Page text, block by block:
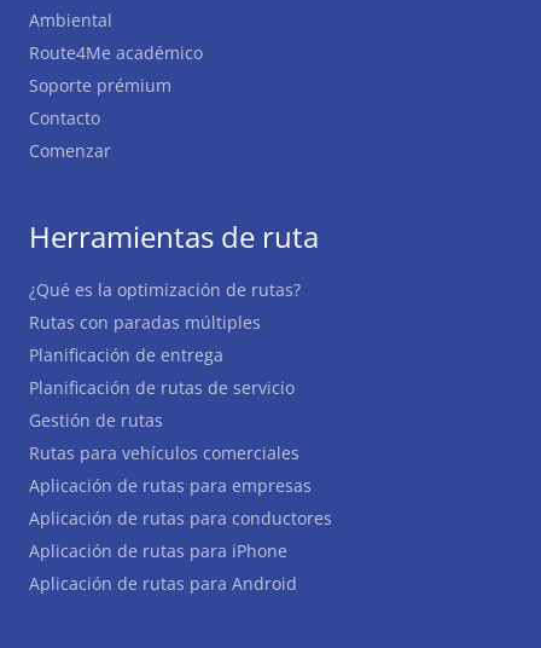
Ambiental
Route4Me académico
Soporte prémium
Contacto
Comenzar
Herramientas de ruta
¿Qué es la optimización de rutas?
Rutas con paradas múltiples
Planificación de entrega
Planificación de rutas de servicio
Gestión de rutas
Rutas para vehículos comerciales
Aplicación de rutas para empresas
Aplicación de rutas para conductores
Aplicación de rutas para iPhone
Aplicación de rutas para Android